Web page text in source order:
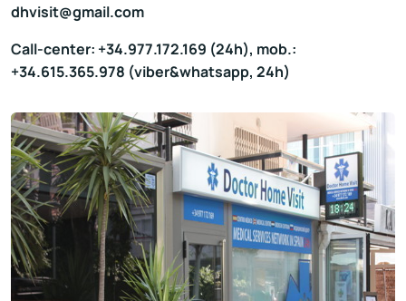
dhvisit@gmail.com
Call-center: +34.977.172.169 (24h), mob.:
+34.615.365.978 (viber&whatsapp, 24h)